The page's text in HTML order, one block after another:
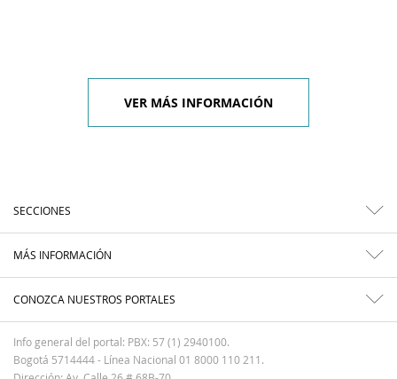
VER MÁS INFORMACIÓN
SECCIONES
MÁS INFORMACIÓN
CONOZCA NUESTROS PORTALES
Info general del portal: PBX: 57 (1) 2940100.
Bogotá 5714444 - Línea Nacional 01 8000 110 211.